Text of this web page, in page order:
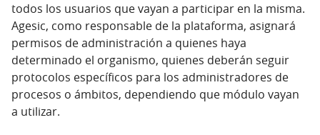
todos los usuarios que vayan a participar en la misma.
Agesic, como responsable de la plataforma, asignará
permisos de administración a quienes haya
determinado el organismo, quienes deberán seguir
protocolos específicos para los administradores de
procesos o ámbitos, dependiendo que módulo vayan
a utilizar.